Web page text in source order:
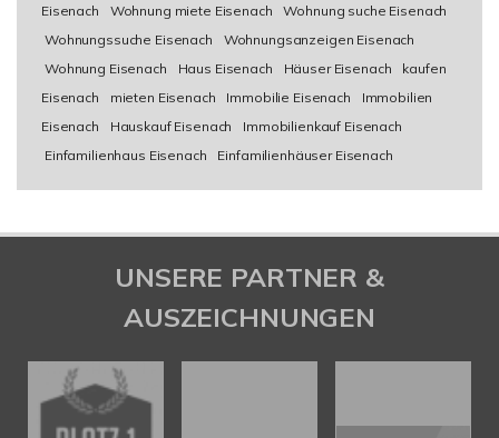
Eisenach
Wohnung miete Eisenach
Wohnung suche Eisenach
Wohnungssuche Eisenach
Wohnungsanzeigen Eisenach
Wohnung Eisenach
Haus Eisenach Häuser Eisenach
kaufen
Eisenach
mieten Eisenach Immobilie Eisenach
Immobilien
Eisenach
Hauskauf Eisenach
Immobilienkauf Eisenach
Einfamilienhaus Eisenach
Einfamilienhäuser Eisenach
UNSERE PARTNER &
AUSZEICHNUNGEN